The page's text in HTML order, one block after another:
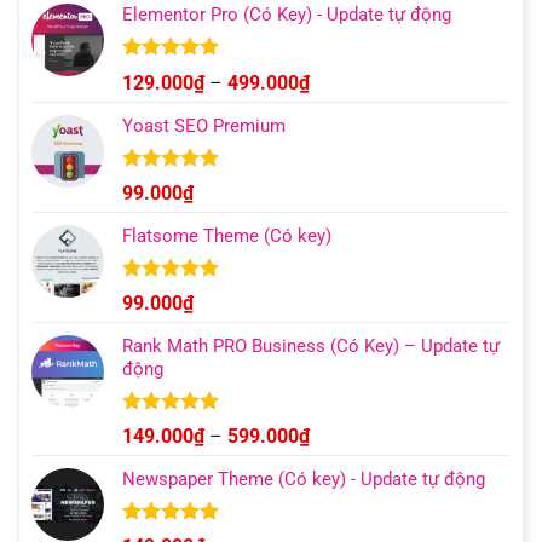
Elementor Pro (Có Key) - Update tự động
Được xếp
hạng4.93
5 sao
129.000₫ – 499.000₫Khoảng
Yoast SEO Premium
Được xếp
hạng4.96
5 sao
99.000₫
Flatsome Theme (Có key)
Được xếp
hạng 4.95
5 sao
99.000₫
Rank Math PRO Business (Có Key) – Update tự
động
Được xếp
hạng 5.00
5 sao
149.000₫ – 599.000₫Khoảng
từ
Newspaper Theme (Có key) - Update tự động